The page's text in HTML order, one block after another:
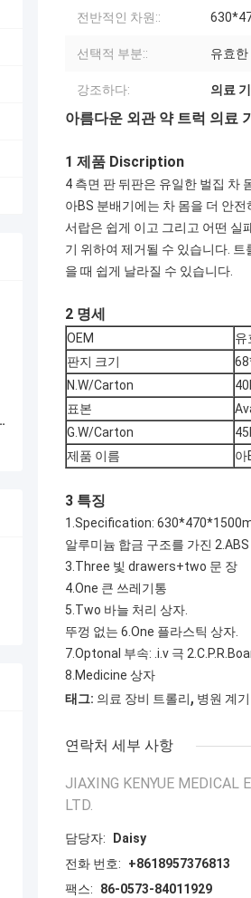
전반적인 차원::
선택적 부분:: 유효한
강조하다: 의료
아름다운 외관 약 트럭 의료
1 제품 Discription
4 측면 판 뒤판은 유일한 벌집 차
아BS 분배기에는 차 몸을 더 안
서랍은 쉽게 이고 그리고 어떤 실
기 위하여 제거될 수 있습니다.
을 때 쉽게 날라질 수 있습니다.
2 명세
OEM
유
판지 크기
N.W/Carton
표본
G.W/Carton
제품 이름
아
3 특징
1.Specification:
알루미늄 합금 구조를 가진 2.ABS
3.Three 빛 drawers+two 문 장
4.One 큰 쓰레기통
5.Two 바늘 처리 상자.
뚜껑 없는 6.One 플라스틱 상자.
7.Optonal 부속: .i.v 극
8.Medicine 상자
태그: 의료 장비 트롤리, 병원 계
연락처 세부 사항
JIAXING KENYUE MEDICAL
LTD.
담당자:
Daisy
전화 번호:
+8618957376813
팩스:
86-0573-84011929